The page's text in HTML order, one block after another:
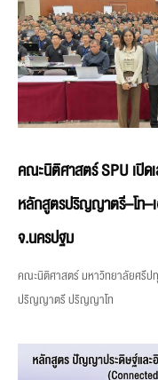
คณะนิติศาสตร์ SPU เปิด
หลักสูตรปริญญาตรี–โท–
จ.นครปฐม
คณะนิติศาสตร์ มหาวิทยาลัยศรีป
ปริญญาตรี ปริญญาโท